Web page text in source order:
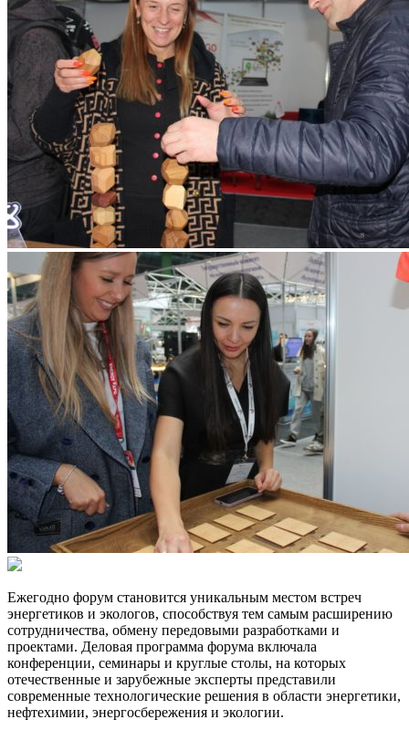
Ежегодно форум становится уникальным местом встреч
энергетиков и экологов, способствуя тем самым расширению
сотрудничества, обмену передовыми разработками и
проектами. Деловая программа форума включала
конференции, семинары и круглые столы, на которых
отечественные и зарубежные эксперты представили
современные технологические решения в области энергетики,
нефтехимии, энергосбережения и экологии.